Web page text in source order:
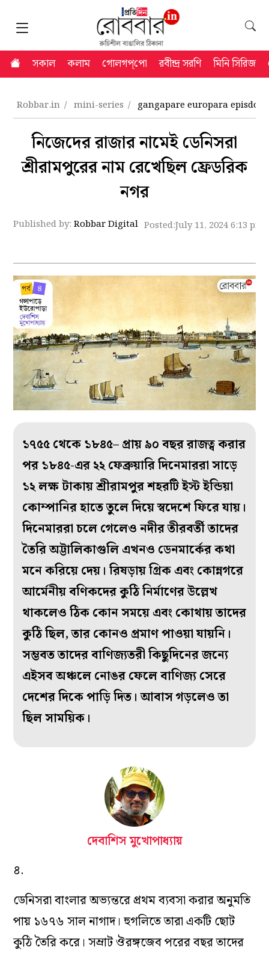
সকাল কলাম গোলগপ্‌পো রবীন্দ্র সরণি মিনি সিরিজ
Robbar.in mini-series gangapare europara episdoe
নিজেদের রাজার নামেই ডেনিসরা
শ্রীরামপুরের নাম রেখেছিল ফ্রেডরিক
নগর
Published by:Robbar Digital Posted:July 11, 2024 6:13 pm
১৭৫৫ থেকে ১৮৪৫– প্রায় ৯০ বছর রাজত্ব করার
পর ১৮৪৫-এর ২২ ফেব্রুয়ারি দিনেমাররা সাড়ে
১২ লক্ষ টাকায় শ্রীরামপুর শহরটি ইস্ট ইন্ডিয়া
কোম্পানির হাতে তুলে দিয়ে স্বদেশে ফিরে যায়।
দিনেমাররা চলে গেলেও নদীর তীরবর্তী তাদের
তৈরি অট্টালিকাগুলি এখনও ডেনমার্কের কথা
মনে করিয়ে দেয়। রিষড়ায় গ্রিক এবং কোন্নগরে
আর্মেনীয় বণিকদের কুঠি নির্মাণের উল্লেখ
থাকলেও ঠিক কোন সময়ে এবং কোথায় তাদের
কুঠি ছিল, তার কোনও প্রমাণ পাওয়া যায়নি।
সম্ভবত তাদের বাণিজ্যতরী কিছুদিনের জন্যে
এইসব অঞ্চলে নোঙর ফেলে বাণিজ্য সেরে
দেশের দিকে পাড়ি দিত। আবাস গড়লেও তা
ছিল সাময়িক।
দেবাশিস মুখোপাধ্যায়
৪.
ডেনিসরা বাংলার অভ্যন্তরে প্রথম ব্যবসা করার অনুমতি
পায় ১৬৭৬ সাল নাগাদ। হুগলিতে তারা একটি ছোট
কুঠি তৈরি করে। সম্রাট ঔরঙ্গজেব পরের বছর তাদের